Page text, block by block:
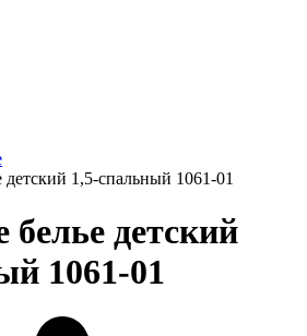
детский 1,5-спальный 1061-01
белье детский
1061-01